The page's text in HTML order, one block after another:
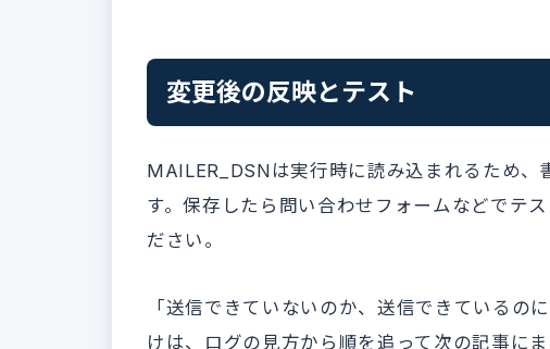
変更後の反映とテスト
MAILER_DSNは実行時に読み込まれるため、
す。保存したら問い合わせフォームなどでテ
ださい。
「送信できていないのか、送信できているの
けは、ログの見方から順を追って次の記事にま